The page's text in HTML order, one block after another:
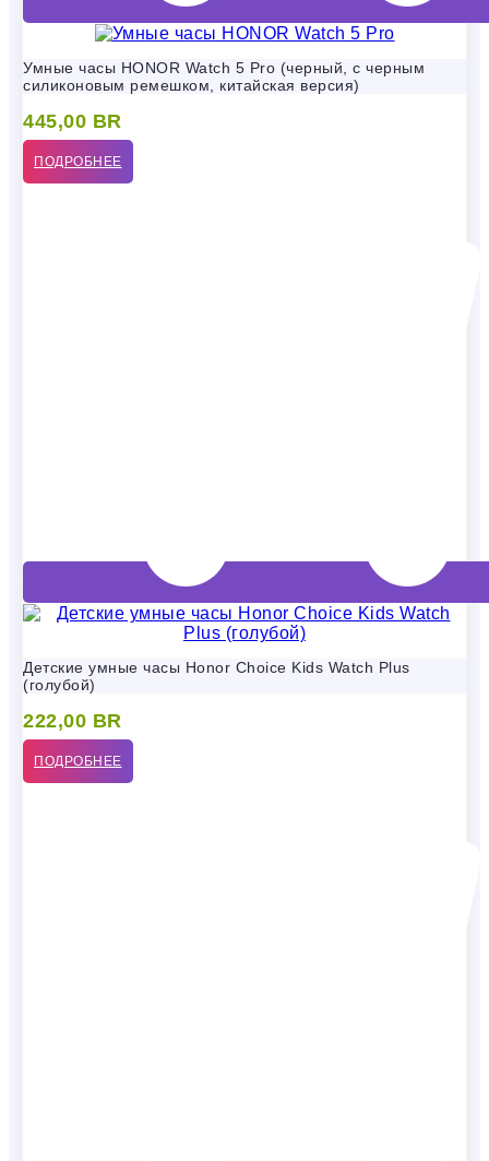
Умные часы HONOR Watch 5 Pro (черный, с черным
силиконовым ремешком, китайская версия)
445,00 BR
ПОДРОБНЕЕ
Детские умные часы Honor Choice Kids Watch Plus
(голубой)
222,00 BR
ПОДРОБНЕЕ